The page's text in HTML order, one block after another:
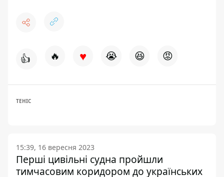
👍 🔥 ♥ 😭 😆 😡
ТЕНІС
15:39, 16 вересня 2023
Перші цивільні судна пройшли
тимчасовим коридором до українських